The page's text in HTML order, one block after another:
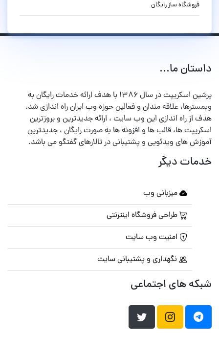
فروشگاه ساز رایگان
داستان ما...
پرشین اسکریپت در سال ۱۳۸۶ با هدف ارائه خدمات رایگان به
وبمسترها، علاقه مندان و فعالین حوزه وب ایران راه اندازی شد.
هدف از راه اندازی این وب سایت ، ارائه جدیدترین و بروزترین
اسکریپت ها، قالب ها و افزونه ها به صورت رایگان ، جدیدترین
آموزش های ویدئویی و پشتیبانی در تالارهای گفتگو می باشد.
خدمات دیگر
میزبانی وب
طراحی فروشگاه اینترنتی
امنیت وب سایت
نگهداری و پشتیبانی سایت
شبکه های اجتماعی